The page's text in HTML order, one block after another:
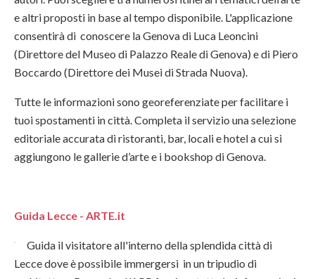
e altri proposti in base al tempo disponibile. L'applicazione
consentirà di conoscere la Genova di Luca Leoncini
(Direttore del Museo di Palazzo Reale di Genova) e di Piero
Boccardo (Direttore dei Musei di Strada Nuova).
Tutte le informazioni sono georeferenziate per facilitare i
tuoi spostamenti in città. Completa il servizio una selezione
editoriale accurata di ristoranti, bar, locali e hotel a cui si
aggiungono le gallerie d’arte e i bookshop di Genova.
Guida Lecce - ARTE.it
Guida il visitatore all'interno della splendida città di
Lecce dove è possibile immergersi in un tripudio di